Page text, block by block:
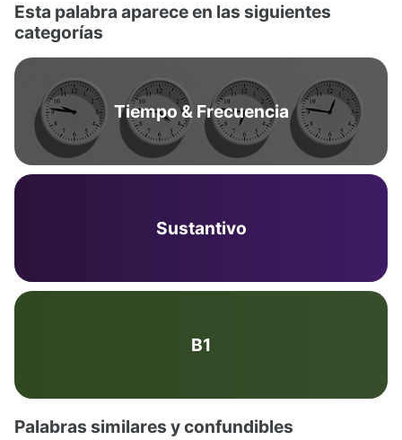
Esta palabra aparece en las siguientes
categorías
Tiempo & Frecuencia
Sustantivo
B1
Palabras similares y confundibles